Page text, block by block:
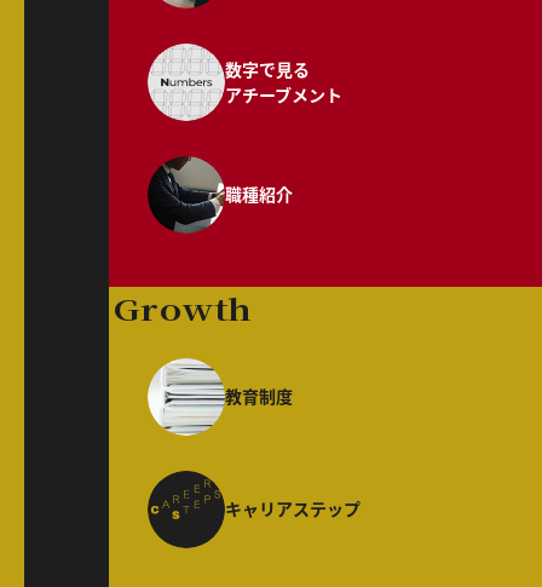
数字で見る
アチーブメント
職種紹介
Growth
教育制度
キャリアステップ